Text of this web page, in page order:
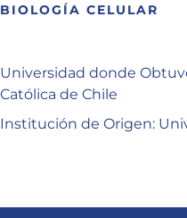
BIOLOGÍA CELULAR
Universidad donde
Católica de Chile
Institución de Origen: